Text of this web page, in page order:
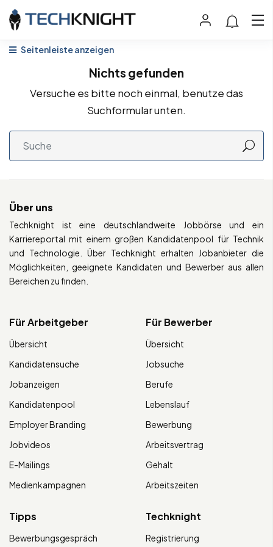
Seitenleiste anzeigen
Nichts gefunden
Versuche es bitte noch einmal, benutze das
Suchformular unten.
Über uns
Techknight ist eine deutschlandweite Jobbörse und ein
Karriereportal mit einem großen Kandidatenpool für Technik
und Technologie. Über Techknight erhalten Jobanbieter die
Möglichkeiten, geeignete Kandidaten und Bewerber aus allen
Bereichen zu finden.
Für Arbeitgeber
Übersicht
Kandidatensuche
Jobanzeigen
Kandidatenpool
Employer Branding
Jobvideos
E-Mailings
Medienkampagnen
Für Bewerber
Übersicht
Jobsuche
Berufe
Lebenslauf
Bewerbung
Arbeitsvertrag
Gehalt
Arbeitszeiten
Tipps
Bewerbungsgespräch
Techknight
Registrierung